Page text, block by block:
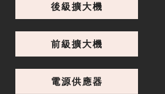
後級擴大機
前級擴大機
電源供應器